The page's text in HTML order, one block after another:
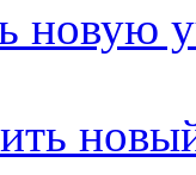
новую